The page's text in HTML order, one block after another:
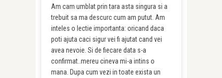
Am cam umblat prin tara asta singura si a
trebuit sa ma descurc cum am putut. Am
inteles o lectie importanta: oricand daca
poti ajuta caci sigur vei fi ajutat cand vei
avea nevoie. Si de fiecare data s-a
confirmat..mereu cineva mi-a intins o
mana. Dupa cum vezi in toate exista un